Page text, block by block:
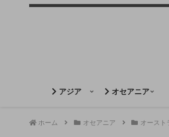
アジア オセアニア
ホーム オセアニア オースト